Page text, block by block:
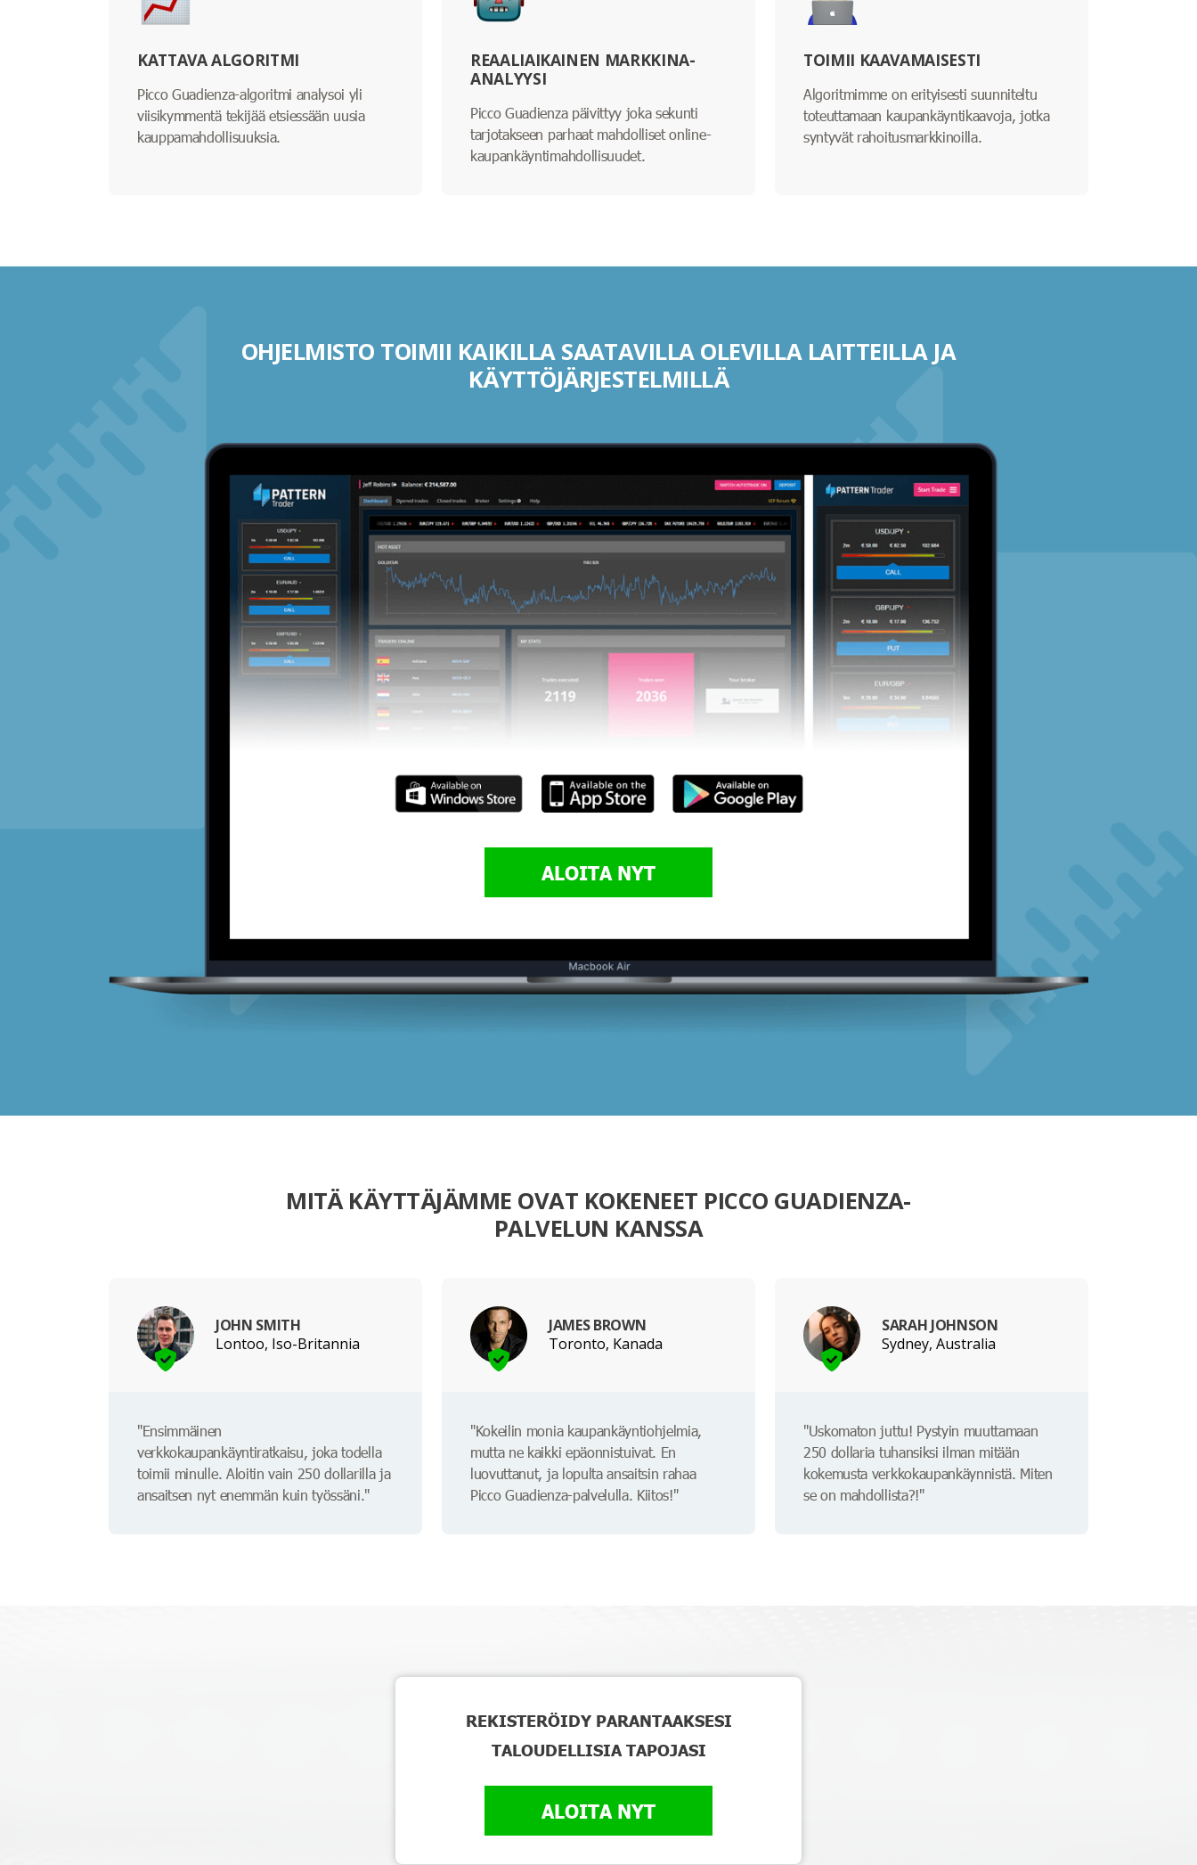
KATTAVA ALGORITMI
Picco Guadienza-algoritmi analysoi yli
viisikymmentä tekijää etsiessään uusia
kauppamahdollisuuksia.
REAALIAIKAINEN MARKKINA-
ANALYYSI
Picco Guadienza päivittyy joka sekunti
tarjotakseen parhaat mahdolliset online-
kaupankäyntimahdollisuudet.
TOIMII KAAVAMAISESTI
Algoritmimme on erityisesti suunniteltu
toteuttamaan kaupankäyntikaavoja, jotka
syntyvät rahoitusmarkkinoilla.
OHJELMISTO TOIMII KAIKILLA SAATAVILLA OLEVILLA LAITTEILLA JA
KÄYTTÖJÄRJESTELMILLÄ
ALOITA NYT
MITÄ KÄYTTÄJÄMME OVAT KOKENEET PICCO GUADIENZA-
PALVELUN KANSSA
JOHN SMITH
Lontoo, Iso-Britannia
"Ensimmäinen
verkkokaupankäyntiratkaisu, joka todella
toimii minulle. Aloitin vain 250 dollarilla ja
ansaitsen nyt enemmän kuin työssäni."
JAMES BROWN
Toronto, Kanada
"Kokeilin monia kaupankäyntiohjelmia,
mutta ne kaikki epäonnistuivat. En
luovuttanut, ja lopulta ansaitsin rahaa
Picco Guadienza-palvelulla. Kiitos!"
SARAH JOHNSON
Sydney, Australia
"Uskomaton juttu! Pystyin muuttamaan
250 dollaria tuhansiksi ilman mitään
kokemusta verkkokaupankäynnistä. Miten
se on mahdollista?!"
REKISTERÖIDY PARANTAAKSESI
TALOUDELLISIA TAPOJASI
ALOITA NYT